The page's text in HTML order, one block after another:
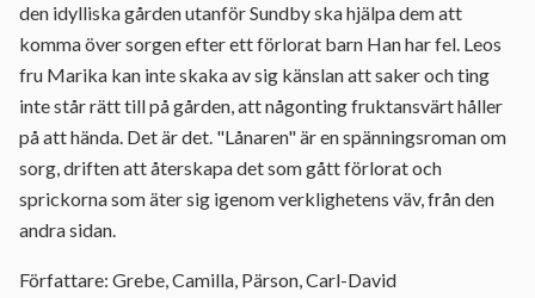
den idylliska gården utanför Sundby ska hjälpa dem att
komma över sorgen efter ett förlorat barn Han har fel. Leos
fru Marika kan inte skaka av sig känslan att saker och ting
inte står rätt till på gården, att någonting fruktansvärt håller
på att hända. Det är det. "Lånaren" är en spänningsroman om
sorg, driften att återskapa det som gått förlorat och
sprickorna som äter sig igenom verklighetens väv, från den
andra sidan.
Författare: Grebe, Camilla, Pärson, Carl-David